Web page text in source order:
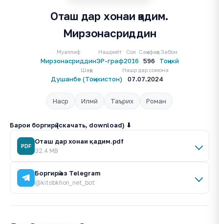
Барои боргирӣ (скачать, download) ⬇
PDF
Оташ дар хонаи қадим.pdf
32.4 MB
Боргирӣ аз Telegram
@kitobkhon_net_bot
Оташ дар хонаи қадим.
Мирзонасриддин
Муаллиф
Мирзонасриддин
Нашриёт
ЭР-граф
Сол
2016
Саҳифаҳо
596
Забон
Тоҷикӣ
Шаҳр
Душанбе (Тоҷикистон)
Нашр дар сомона
07.07.2024
Наср Илмӣ Таърих Роман